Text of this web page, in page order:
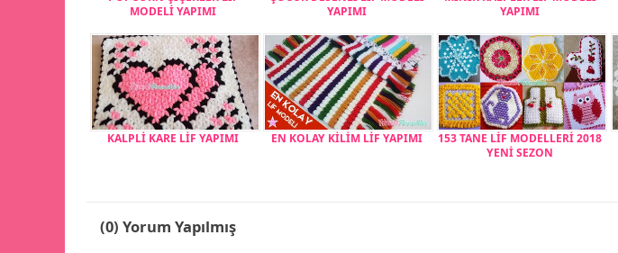
MODELİ YAPIMI
YAPIMI
YAPIMI
KALPLİ KARE LİF YAPIMI EN KOLAY KİLİM LİF YAPIMI
153 TANE LİF MODELLERİ 2018
YENİ SEZON
(0) Yorum Yapılmış